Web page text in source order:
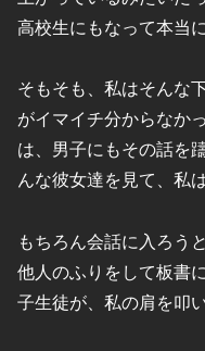
高校生にもなって本当
そもそも、私はそんな
がイマイチ分からなか
は、男子にもその話を
んな彼女達を見て、私
もちろん会話に入ろう
他人のふりをして板書
子生徒が、私の肩を叩